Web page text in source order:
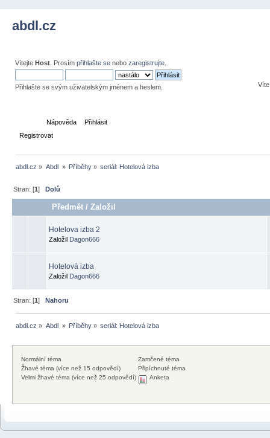
abdl.cz
Vítejte Host . Prosím přihlašte se nebo zaregistrujte
Přihlašte se svým uživatelským jménem a heslem.
Nápověda
Přihlásit
Registrovat
abdl.cz » Abdl » Příběhy» seriál: Hotelová izba
Stran: [1]Dolů
Předmět /Založil
Hotelova izba 2
Založil Dagon666
Hotelová izba
Založil Dagon666
Stran: [1]Nahoru
abdl.cz » Abdl » Příběhy» seriál: Hotelová izba
Normální téma
Žhavé téma (více než 15 odpovědí)
Velmi žhavé téma (více než 25 odpovědí)
Zamčené téma
Připíchnuté téma
Anketa